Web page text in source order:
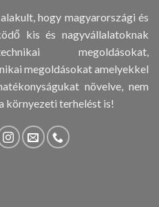
hogy magyarországi és
kis és nagyvállalatoknak
megoldásokat,
megoldásokat amelyekkel
növelve, nem
környezeti terhelést is!